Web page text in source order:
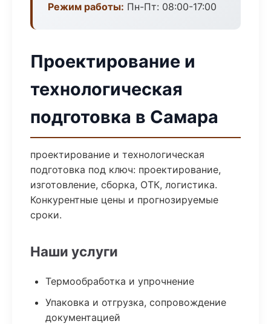
Режим работы: Пн-Пт: 08:00-17:00
Проектирование и
технологическая
подготовка в Самара
проектирование и технологическая
подготовка под ключ: проектирование,
изготовление, сборка, ОТК, логистика.
Конкурентные цены и прогнозируемые
сроки.
Наши услуги
Термообработка и упрочнение
Упаковка и отгрузка, сопровождение
документацией